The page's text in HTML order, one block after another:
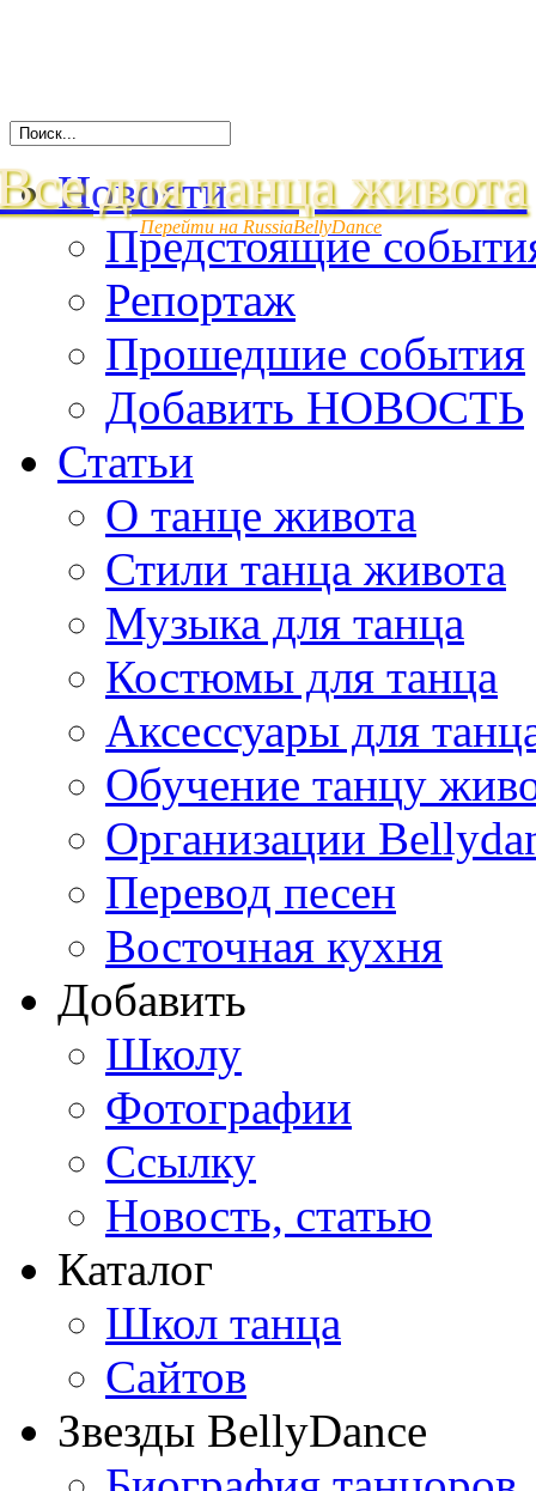
для танца живота
Перейти на RussiaBellyDance
Новости
Предстоящие
Репортаж
Прошедшие события
Добавить НОВОСТЬ
Статьи
О танце живота
Стили танца живота
Музыка для танца
Костюмы для танца
Аксессуары для
Обучение танцу
Организации
Перевод песен
Восточная кухня
Добавить
Школу
Фотографии
Ссылку
Новость, статью
Каталог
Школ танца
Сайтов
Звезды BellyDance